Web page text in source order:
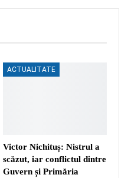
ACTUALITATE
Victor Nichituș: Nistrul a
scăzut, iar conflictul dintre
Guvern și Primăria